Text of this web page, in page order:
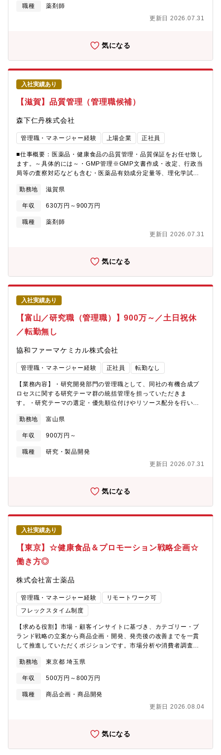
それぞれいらっしゃり、馴染みやすい環境です。【募集背景】医
持ちの方は豊富であるものの、社内で専門的な医薬品知識を持つ
集します。【キャリアビジョン】入社後は適性に応じて専門課長
として入社いただいた後、ゆくゆくは部下を持って課長職を担っ
ていただくことを期待しています。【残業時間】20～30時間／月
■特徴：同社は創業130年で、老舗企業というイメージが根強いで
すが、実は「挑戦」が大好きな企業です。口中清涼剤「仁丹」で
知名度を築きあげてきましたが、そこにとどまるのではなく、独
自のブランドの上に新たな収入源を構築してきました。古くはビ
フィーナなどの健康食品に始まり、近年は化粧品向けにも独自の
カプセル技術を応用するなど、新しい「仁丹」ブランドを数多く
生み出し続けています。中でも重要分野と位置付けているセルフ
メディケーションブランドの「メディケア」シリーズでは、ドラ
ッグストアを主な販路として新たな顧客層を今もなお開拓し続け
ています。【通勤について】※専用バスがあります。送迎バスは
20時まで。それを過ぎる場合は京阪バスを利用いただきます。京
阪バス「森下仁丹前」のバスは1時間に1回程度、その時間に合わ
には退社されています。歩いて少し下れば別の京阪バス停もござ
員研修■中堅社員研修■リーダー研修■次期管理職研修■管理職研修
■資格取得全額補助制度■通信教育半額補助制度＜その他補足＞■ノ
間単位の看護休暇（有給・子ども1人につき年5日まで:その他規定
職種
薬剤師
更新日 2026.07.31
気になる
入社実績あり
【滋賀】品質管理（管理職候補）
森下仁丹株式会社
管理職・マネージャー経験 上場企業 正社員
■仕事概要：医薬品・健康食品の品質管理・品質保証をお任せ致し
ます。～具体的には～・GMP管理※GMP文書作成・改定、行政当
局等の査察対応なども含む・医薬品有効成分定量等、理化学試験
など・医薬品原料試験※日本薬局方に基づいた理化学試験・プロ
セスバリデーション、変更時の再バリデーション・機器キャリブ
レーション・微生物試験【組織構成】正社員11名（男性5名・女性
6名）、アルバイト3名、派遣社員2名、平均年齢37.2歳の組織と
すい環境です。■働き方の特徴：・年間休日126日とメリハリを付
整っています。■特徴：同社は創業130年で、老舗企業というイメ
ージが根強いですが、実は「挑戦」が大好きな企業です。口中清
涼剤「仁丹」で知名度を築きあげてきましたが、そこにとどまる
のではなく、独自のブランドの上に新たな収入源を構築してきま
した。古くはビフィーナなどの健康食品に始まり、近年は工業向
けにも独自のカプセル技術を応用するなど、新しい「仁丹」ブラ
ンドを数多く生み出し続けています。中でも重要分野と位置付け
ているセルフメディケーションブランドの「メディケア」シリー
ズでは、ドラッグストアを主な販路として新たな顧客層を今もな
修■OJT■若手社員研修■中堅社員研修■リーダー研修■次期管理職
研修■管理職研修■資格取得全額補助制度■通信教育半額補助制度＜
その他補足＞■ノー残業デーあり（水・金）■勤務間インターバル
まで:その他規定あり）
勤務地 滋賀県
年収 630万円～900万円
職種
薬剤師
更新日 2026.07.31
気になる
入社実績あり
【富山／研究職（管理職）】900万～／土日祝休
／転勤無し
協和ファーマケミカル株式会社
管理職・マネージャー経験 正社員 転勤なし
【業務内容】・研究開発部門の管理職として、同社の有機合成プ
ロセスに関する研究テーマ群の統括管理を担っていただきま
す。・研究テーマの選定・優先順位付けやリソース配分を行い、
託先や関係部門との技術的な折衝においては方針決定および調整
を行います。加えて、部下の育成・評価を通じて、研究組織全体
のレベル向上に責任を持っていただきます。
勤務地 富山県
年収 900万円～
職種
研究・製品開発
更新日 2026.07.31
気になる
入社実績あり
【東京】☆健康食品＆プロモーション戦略企画☆
働き方◎
株式会社富士薬品
管理職・マネージャー経験
リモートワーク可
フレックスタイム制度
【求める役割】市場・顧客インサイトに基づき、カテゴリー・ブ
ランド戦略の立案から商品企画・開発、発売後の改善までを一貫
して推進していただくポジションです。市場分析や消費者調査を
上をリードするとともに、関連部門や外部パートナーと連携しな
がら工業化・発売までのプロジェクトを推進していただきます。
また、売上や収益性を意識した商品PL管理やマーケティングKPI
の運用を通じて、ブランドの持続的な成長に貢献していただくこ
び消費者・顧客調査に基づく、インサイトの抽出・課題設定■カテ
設計）および価格戦略の策定・実行■新商品・RN品の企画開発
（コンセプト開発、製品仕様、パッケージ開発、原価低減検討）
および既存商品の改善・ライフサイクル管理■発売プランの策定・
勤務地 東京都 埼玉県
年収 500万円～800万円
職種
商品企画・商品開発
更新日 2026.08.04
気になる